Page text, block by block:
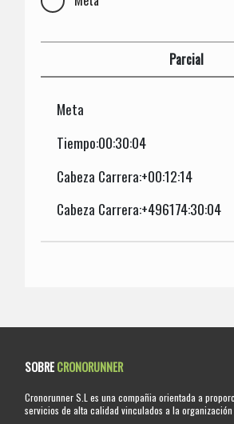
Parcial
Meta
Tiempo:00:30:04
Cabeza Carrera:+00:12:14
Cabeza Carrera:+496174:30:04
SOBRECRONORUNNER
Cronorunner S.L es una compañia orientada a
servicios de alta calidad vinculados a la organización